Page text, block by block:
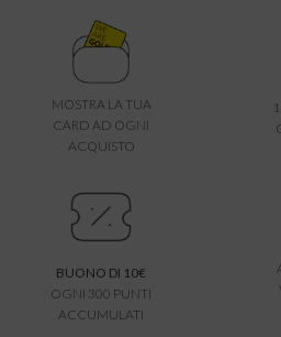
MOSTRA LA TUA
CARD AD OGNI
ACQUISTO
BUONO DI 10€
OGNI 300 PUNTI
ACCUMULATI